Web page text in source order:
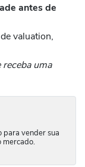
antes de
valuation,
uma
para vender sua
mercado.